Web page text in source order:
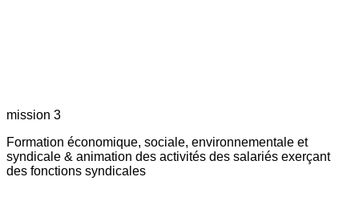
mission 3
Formation économique, sociale, environnementale et
syndicale & animation des activités des salariés exerçant
des fonctions syndicales